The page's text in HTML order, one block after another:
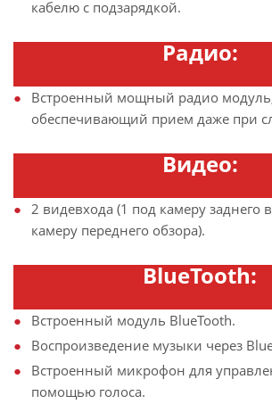
кабелю с подзарядкой.
Радио:
Встроенный мощный радио
обеспечивающий прием даже при
Видео:
2 видевхода (1 под камеру заднего
камеру переднего обзора).
BlueTooth:
Встроенный модуль BlueTooth.
Воспроизведение музыки через
Встроенный микрофон для
помощью голоса.